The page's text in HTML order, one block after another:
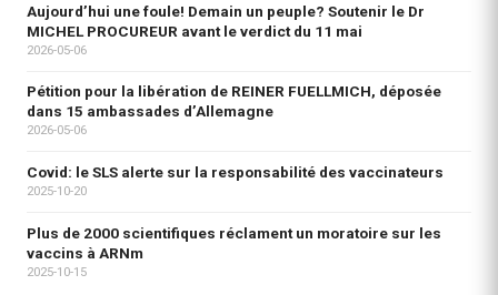
Aujourd’hui une foule! Demain un peuple? Soutenir le Dr
MICHEL PROCUREUR avant le verdict du 11 mai
2026-05-06
Pétition pour la libération de REINER FUELLMICH, déposée
dans 15 ambassades d’Allemagne
2026-05-06
Covid: le SLS alerte sur la responsabilité des vaccinateurs
2025-10-20
Plus de 2000 scientifiques réclament un moratoire sur les
vaccins à ARNm
2025-10-15